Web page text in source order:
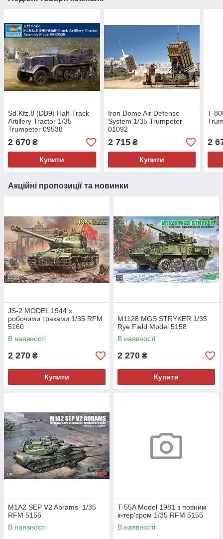
Sd.Kfz.8 (DB9) Half-Track
Artillery Tractor 1/35
Trumpeter 09538
2 670 ₴
Купити
Iron Dome Air Defense
System 1/35 Trumpeter
01092
2 715₴
Купити
T-
2
Акційні пропозиції та новинки
JS-2 MODEL 1944 з
робочими траками 1/35 RFM
5160
В наявності
2 270 ₴
Купити
M1128 MGS STRYKER 1/35
Rye Field Model 5158
В наявності
2 270 ₴
Купити
M1A2 SEP V2 Abrams 1/35
RFM 5156
В наявності
T-55A Model 1981 з повним
інтер'єром 1/35 RFM 5155
В наявності